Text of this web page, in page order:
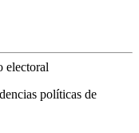
electoral
políticas de